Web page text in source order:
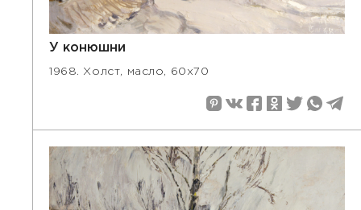
У конюшни
1968. Холст, масло, 60х70